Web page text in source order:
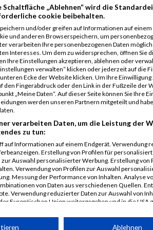
Sarah Klöcker 0000 GER Liftstar
KPos = Kategorie Position, TPos =
not start, DNF = Did not finish, DQ =
Schaltfläche „Ablehnen“ wird die
cookie beibehalten.
und/oder greifen auf Informationen auf einem
und anderen Browserspeichern, um
verarbeiten Ihre personenbezogenen Daten
Interesses. Um dem zu widersprechen, öffnen Sie
Ihre Einstellungen akzeptieren, ablehnen oder
verwalten“ klicken oder jederzeit auf die
Ecke der Website klicken. Um Ihre Einwilligung
den Fingerabdruck oder den Link in der Fußzeile der
„Meine Daten“. Auf dieser Seite können Sie Ihre
werden unseren Partnern mitgeteilt und
verarbeiten Daten, um die Leistung der
zu tun:
auf Informationen auf einem Endgerät. Verwendung
Erstellung von Profilen für
Auswahl personalisierter Werbung. Erstellung von
Verwendung von Profilen zur Auswahl
Messung der Performance von Inhalten. Analyse
von Daten aus verschiedenen Quellen.
Verwendung reduzierter Daten zur Auswahl von
Europäischen Union weitergegeben und in die USA
Ablehnen